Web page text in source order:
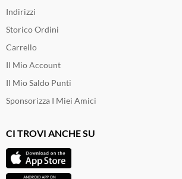
Indirizzi
Storico Ordini
Carrello
Il Mio Account
Il Mio Saldo Punti
Sponsorizza I Miei Amici
CI TROVI ANCHE SU